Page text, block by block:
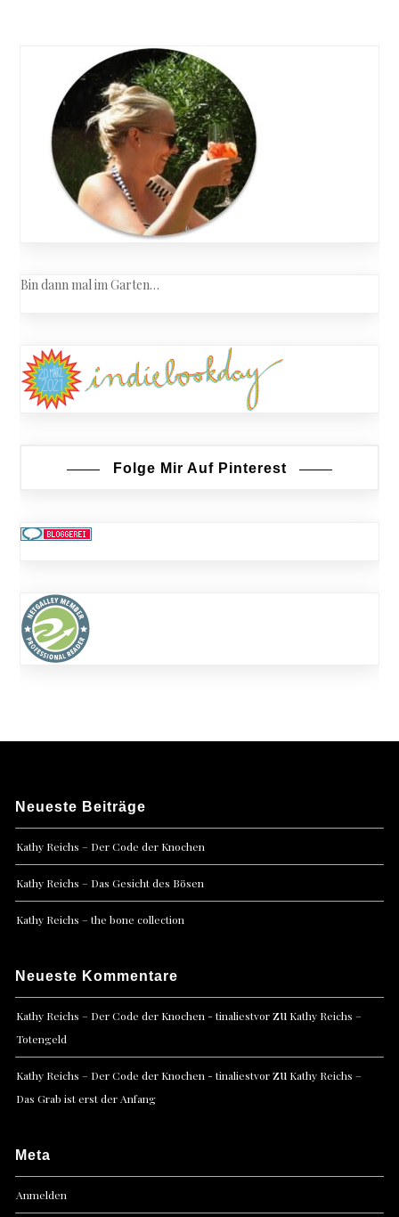
Bin dann mal im Garten…
Folge Mir Auf Pinterest
Neueste Beiträge
Kathy Reichs – Der Code der Knochen
Kathy Reichs – Das Gesicht des Bösen
Kathy Reichs – the bone collection
Neueste Kommentare
Kathy Reichs – Der Code der Knochen - tinaliestvorzu Kathy Reichs –
Totengeld
Kathy Reichs – Der Code der Knochen - tinaliestvorzu Kathy Reichs –
Das Grab ist erst der Anfang
Meta
Anmelden